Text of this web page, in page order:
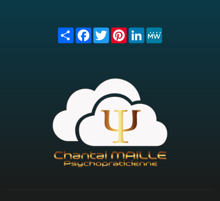
Share FacebookTwitterPinterest
LinkedIn